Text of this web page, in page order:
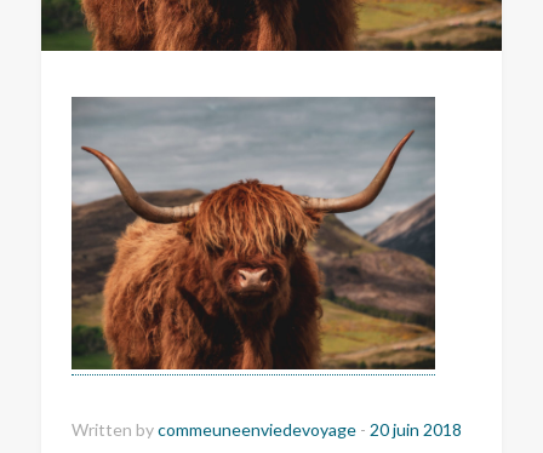
Written bycommeuneenviedevoyage - 20 juin 2018